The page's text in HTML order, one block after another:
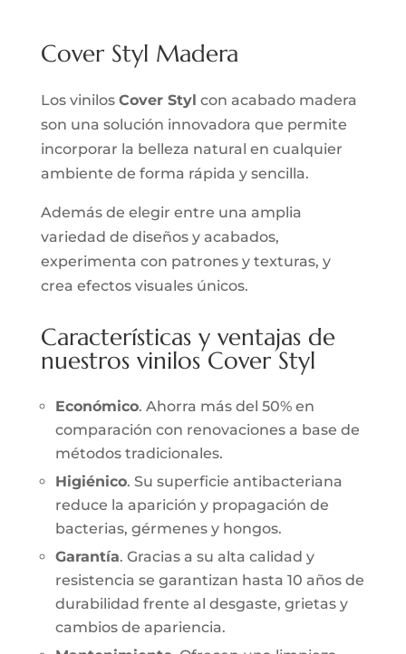
Cover Styl Madera
Los vinilos Cover Styl con acabado madera
son una solución innovadora que permite
incorporar la belleza natural en cualquier
ambiente de forma rápida y sencilla.
Además de elegir entre una amplia
variedad de diseños y acabados,
experimenta con patrones y texturas, y
crea efectos visuales únicos.
Características y ventajas de
nuestros vinilos Cover Styl
Económico. Ahorra más del 50% en
comparación con renovaciones a base de
métodos tradicionales.
Higiénico. Su superficie antibacteriana
reduce la aparición y propagación de
bacterias, gérmenes y hongos.
Garantía. Gracias a su alta calidad y
resistencia se garantizan hasta 10 años de
durabilidad frente al desgaste, grietas y
cambios de apariencia.